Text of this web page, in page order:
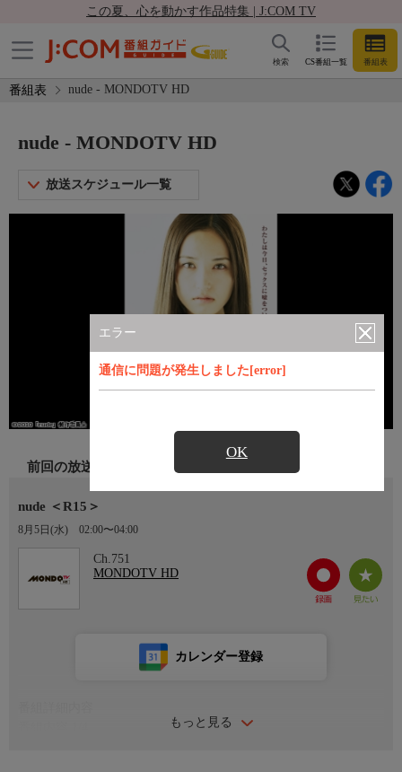
この夏、心を動かす作品特集 | J:COM TV
CS番組一覧 番組表
検索
番組表 nude - MONDOTV HD
エラー
通信に問題が発生しました[error]
OK
nude - MONDOTV HD
放送スケジュール一覧
前回の放送
nude ＜R15＞
8月5日(水) 02:00〜04:00
Ch.751
MONDOTV HD
もっと見る
カレンダー登録